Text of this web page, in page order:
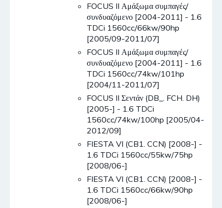
FOCUS II Αμάξωμα συμπαγές/
συνδυαζόμενο [2004-2011] - 1.6
TDCi 1560cc/66kw/90hp
[2005/09-2011/07]
FOCUS II Αμάξωμα συμπαγές/
συνδυαζόμενο [2004-2011] - 1.6
TDCi 1560cc/74kw/101hp
[2004/11-2011/07]
FOCUS II Σεντάν (DB_. FCH. DH)
[2005-] - 1.6 TDCi
1560cc/74kw/100hp [2005/04-
2012/09]
FIESTA VI (CB1. CCN) [2008-] -
1.6 TDCi 1560cc/55kw/75hp
[2008/06-]
FIESTA VI (CB1. CCN) [2008-] -
1.6 TDCi 1560cc/66kw/90hp
[2008/06-]